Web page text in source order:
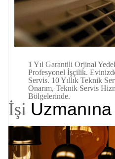
1 Yıl Garantili Orjinal
Profesyonel İşçilik.
Servis. 10 Yıllık Teknik
Onarım, Teknik Servis
Bölgelerinde.
İşi Uzmanına